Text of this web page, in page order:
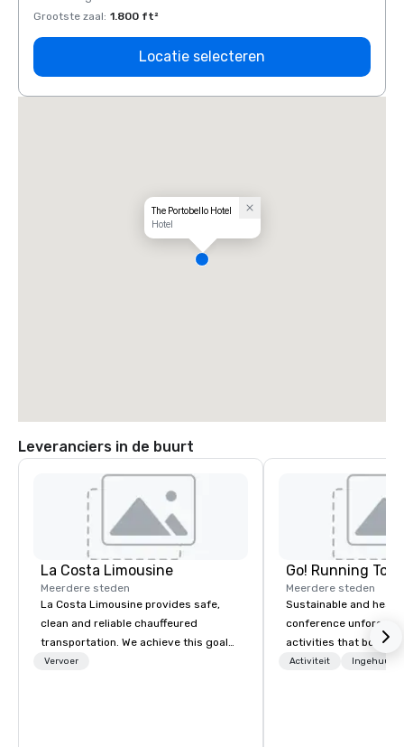
Grootste zaal: 1.800 ft²
Locatie selecteren
The Portobello Hotel
Hotel
Leveranciers in de buurt
La Costa Limousine
Meerdere steden
La Costa Limousine provides safe,
clean and reliable chauffeured
transportation. We achieve this goal
with highly trained chauffeurs, the
Vervoer
Go! Running
Meerdere steden
Sustainable and
conference
activities that boost
lower carbon
Activiteit